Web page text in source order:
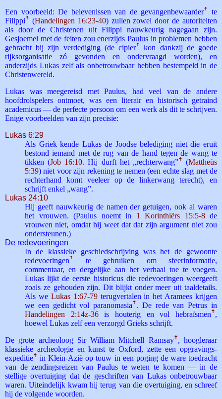
Een voorbeeld: De belevenissen van de gevangenbewaarderꜛ
te
Filippi ꜛ (Handelingen 16:23-40) zullen zowel door de autoriteiten
als door de Christenen uit Filippi nauwkeurig nagegaan zijn.
Gesjoemel met de feiten zou enerzijds Paulus in problemen hebben
gebracht bij zijn verdediging (de cipierꜛ
kon dankzij de goede
rijksorganisatie zó gevonden en ondervraagd worden), en
anderzijds Lukas zelf als onbetrouwbaar hebben bestempeld in de
Christenwereld.
Lukas was meegereisd met Paulus, had veel van de andere
hoofdrolspelers ontmoet, was een literair en historisch getraind
academicus — de perfecte persoon om een werk als dit te schrijven.
Enige voorbeelden van zijn precisie:
Lukas 6:29
Als Griek kende Lukas de Joodse belediging niet die eruit
bestond iemand met de rug van de hand tegen de wang te
tikken (Job 16:10. Hij durft het „rechter­wang”ꜛ (Mattheüs
5:39) niet voor zijn rekening te nemen (een echte slag met de
rechterhand komt veeleer op de linkerwang terecht), en
schrijft enkel „wang”.
Lukas 24:10
Hij geeft nauwkeurig de namen der getuigen, ook al waren
het vrouwen. (Paulus noemt in 1 Korinthiërs 15:5-8de
vrouwen niet, omdat hij weet dat dat zijn argument niet zou
ondersteunen.)
De redevoeringen
In de klassieke geschiedschrijving was het de gewoonte
redevoeringen ꜛ
te gebruiken om sfeerinformatie,
commentaar, en dergelijke aan het verhaal toe te voegen.
Lukas lijkt de eerste historicus die redevoeringen weergeeft
zoals ze gehouden zijn. Dit blijkt onder meer uit taaldetails.
Als we Lukas 1:67-79terugvertalen in het Aramees krijgen
we een gedicht vol paranomasia ꜛ . De rede van Petrus in
Handelingen 2:14z-36is houterig en vol hebraïsmen ꜛ ,
hoewel Lukas zelf een verzorgd Grieks schrijft.
De grote archeoloog Sir William Mitchell Ramsayꜛ , hoogleraar
klassieke archeologie en kunst te Oxford, zette een opgravings­
expeditieꜛ in Klein-Azië op touw in een poging de ware toedracht
van de zendingsreizen van Paulus te weten te komen — in de
stellige overtuiging dat de geschriften van Lukas onbetrouwbaar
waren. Uiteindelijk kwam hij terug van die overtuiging, en schreef
hij de volgende woorden.